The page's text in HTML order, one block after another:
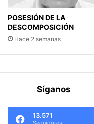
POSESIÓN DE LA
DESCOMPOSICIÓN
Hace 2 semanas
Síganos
13.571
Seguidores